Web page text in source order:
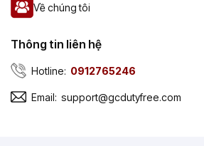
Về chúng tôi
Thông tin liên hệ
Hotline: 0912765246
Email: support@gcdutyfree.com